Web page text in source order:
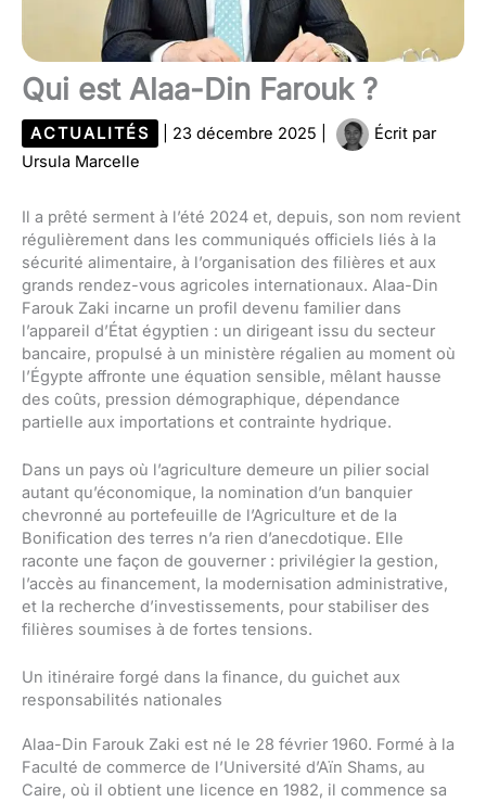
Qui est Alaa-Din Farouk ?
ACTUALITÉS 23 décembre 2025
Écrit par
Ursula Marcelle
Il a prêté serment à l’été 2024 et, depuis, son nom revient
régulièrement dans les communiqués officiels liés à la
sécurité alimentaire, à l’organisation des filières et aux
grands rendez-vous agricoles internationaux. Alaa-Din
Farouk Zaki incarne un profil devenu familier dans
l’appareil d’État égyptien : un dirigeant issu du secteur
bancaire, propulsé à un ministère régalien au moment où
l’Égypte affronte une équation sensible, mêlant hausse
des coûts, pression démographique, dépendance
partielle aux importations et contrainte hydrique.
Dans un pays où l’agriculture demeure un pilier social
autant qu’économique, la nomination d’un banquier
chevronné au portefeuille de l’Agriculture et de la
Bonification des terres n’a rien d’anecdotique. Elle
raconte une façon de gouverner : privilégier la gestion,
l’accès au financement, la modernisation administrative,
et la recherche d’investissements, pour stabiliser des
filières soumises à de fortes tensions.
Un itinéraire forgé dans la finance, du guichet aux
responsabilités nationales
Alaa-Din Farouk Zaki est né le 28 février 1960. Formé à la
Faculté de commerce de l’Université d’Aïn Shams, au
Caire, où il obtient une licence en 1982, il commence sa